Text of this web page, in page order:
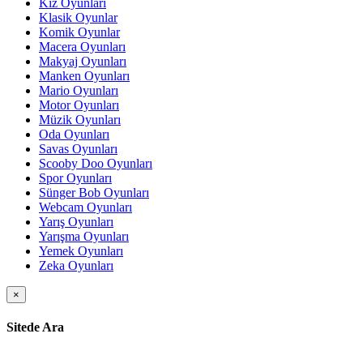
Klasik Oyunlar
Komik Oyunlar
Macera Oyunları
Makyaj Oyunları
Manken Oyunları
Mario Oyunları
Motor Oyunları
Müzik Oyunları
Oda Oyunları
Savas Oyunları
Scooby Doo Oyunları
Spor Oyunları
Sünger Bob Oyunları
Webcam Oyunları
Yarış Oyunları
Yarışma Oyunları
Yemek Oyunları
Zeka Oyunları
×
Sitede Ara